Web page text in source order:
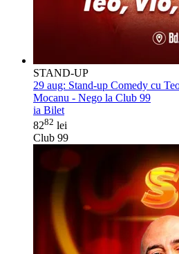
STAND-UP
29 aug: Stand-up Comedy cu
Mocanu - Nego la Club 99
ia Bilet
8282 lei
Club 99